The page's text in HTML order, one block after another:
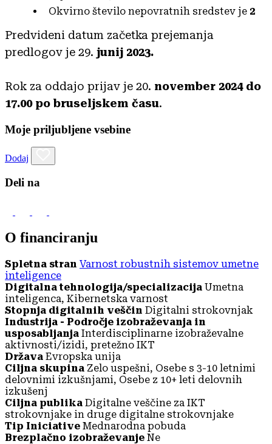
Okvirno število nepovratnih sredstev je 2
Predvideni datum začetka prejemanja
predlogov je 29. junij 2023.
Rok za oddajo prijav je 20. november 2024 do
17.00 po bruseljskem času.
Moje priljubljene vsebine
Dodaj
Deli na
O financiranju
Spletna stran Varnost robustnih sistemov umetne
inteligence
Digitalna tehnologija/specializacija Umetna
inteligenca, Kibernetska varnost
Stopnja digitalnih veščin Digitalni strokovnjak
Industrija - Področje izobraževanja in
usposabljanja Interdisciplinarne izobraževalne
aktivnosti/izidi, pretežno IKT
Država Evropska unija
Ciljna skupina Zelo uspešni, Osebe s 3-10 letnimi
delovnimi izkušnjami, Osebe z 10+ leti delovnih
izkušenj
Ciljna publika Digitalne veščine za IKT
strokovnjake in druge digitalne strokovnjake
Tip Iniciative Mednarodna pobuda
Brezplačno izobraževanje Ne